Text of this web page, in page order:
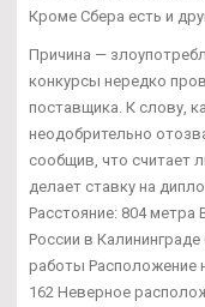
Кроме Сбера есть и
Причина —
конкурсы нередко
поставщика. К слову,
неодобрительно
сообщив, что считает
делает ставку на
Расстояние: 804 метра
России в
работы Расположение
162 Неверное